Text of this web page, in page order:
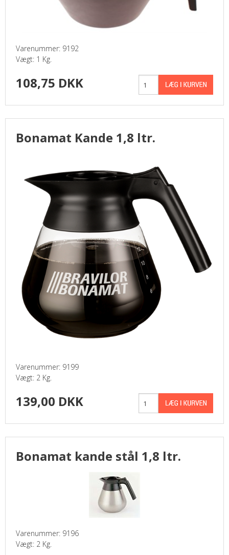
Varenummer: 9192
Vægt: 1 Kg.
108,75 DKK
Bonamat Kande 1,8 ltr.
Varenummer: 9199
Vægt: 2 Kg.
139,00 DKK
Bonamat kande stål 1,8 ltr.
Varenummer: 9196
Vægt: 2 Kg.